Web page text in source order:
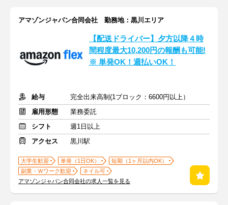
アマゾンジャパン合同会社 勤務地：黒川エリア
【配送ドライバー】夕方以降４時
間程度最大10,200円の報酬も可能!
※ 単発OK！週払いOK！
給与
完全出来高制(1ブロック：6600円以上）
雇用形態
業務委託
シフト
週1日以上
アクセス
黒川駅
大学生歓迎 単発（1日OK）
短期（1ヶ月以内OK）
副業・Ｗワーク歓迎
ネイル可
アマゾンジャパン合同会社の求人一覧を見る